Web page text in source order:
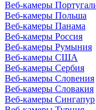
Веб-камеры
Веб-камеры Польша
Веб-камеры Панама
Веб-камеры Россия
Веб-камеры Румыния
Веб-камеры США
Веб-камеры Сербия
Веб-камеры Словения
Веб-камеры Словакия
Веб-камеры Сингапур